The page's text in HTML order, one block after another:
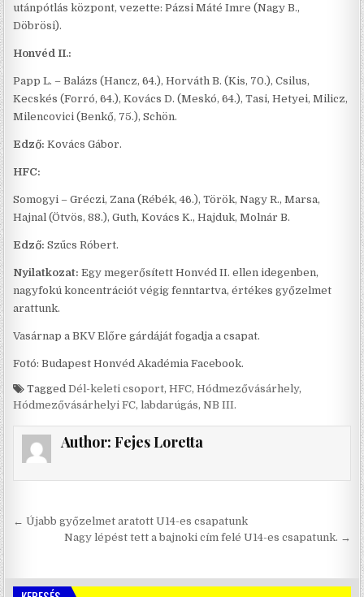
utánpótlás központ, vezette: Pázsi Máté Imre (Nagy B.,
Döbrösi).
Honvéd II.:
Papp L. – Balázs (Hancz, 64.), Horváth B. (Kis, 70.), Csilus,
Kecskés (Forró, 64.), Kovács D. (Meskó, 64.), Tasi, Hetyei, Milicz,
Milencovici (Benkő, 75.), Schön.
Edző:Kovács Gábor.
HFC:
Somogyi – Gréczi, Zana (Rébék, 46.), Török, Nagy R., Marsa,
Hajnal (Ötvös, 88.), Guth, Kovács K., Hajduk, Molnár B.
Edző: Szűcs Róbert.
Nyilatkozat: Egy megerősített Honvéd II. ellen idegenben,
nagyfokú koncentrációt végig fenntartva, értékes győzelmet
arattunk.
Vasárnap a BKV Előre gárdáját fogadja a csapat.
Fotó: Budapest Honvéd Akadémia Facebook.
TaggedDél-keleti csoport,HFC,Hódmezővásárhely,
Hódmezővásárhelyi FC,labdarúgás,NB III.
Author: Fejes Loretta
Bejegyzés
navigáció
← Újabb győzelmet aratott U14-es csapatunk
Nagy lépést tett a bajnoki cím felé U14-es csapatunk. →